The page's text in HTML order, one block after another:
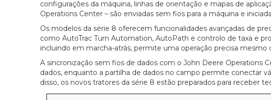
configurações da máquina, linhas de orientação e mapas de
Operations Center – são enviadas sem fios para a máquina e
Os modelos da série 8 oferecem funcionalidades avançadas de
como AutoTrac Turn Automation, AutoPath e controlo de taxa e
incluindo em marcha-atrás, permite uma operação precisa
A sincronização sem fios de dados com o John Deere Operations
dados, enquanto a partilha de dados no campo permite conectar
disso, os novos tratores da série 8 estão preparados para receber